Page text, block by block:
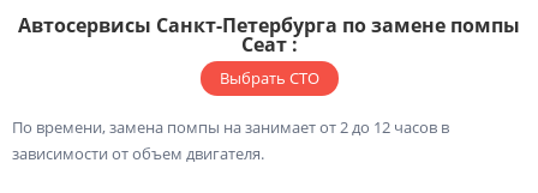
Автосервисы Санкт-Петербурга по замене помпы
Сеат :
Выбрать СТО
По времени, замена помпы на занимает от 2 до 12 часов в
зависимости от объем двигателя.